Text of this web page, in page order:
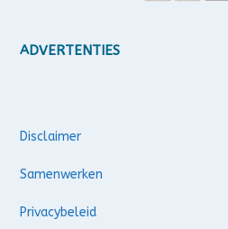
ADVERTENTIES
Disclaimer
Samenwerken
Privacybeleid